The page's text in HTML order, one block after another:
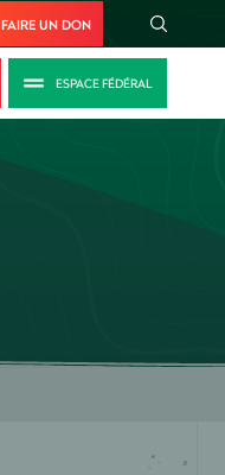
FAIRE UN DON
ESPACE FÉDÉRAL